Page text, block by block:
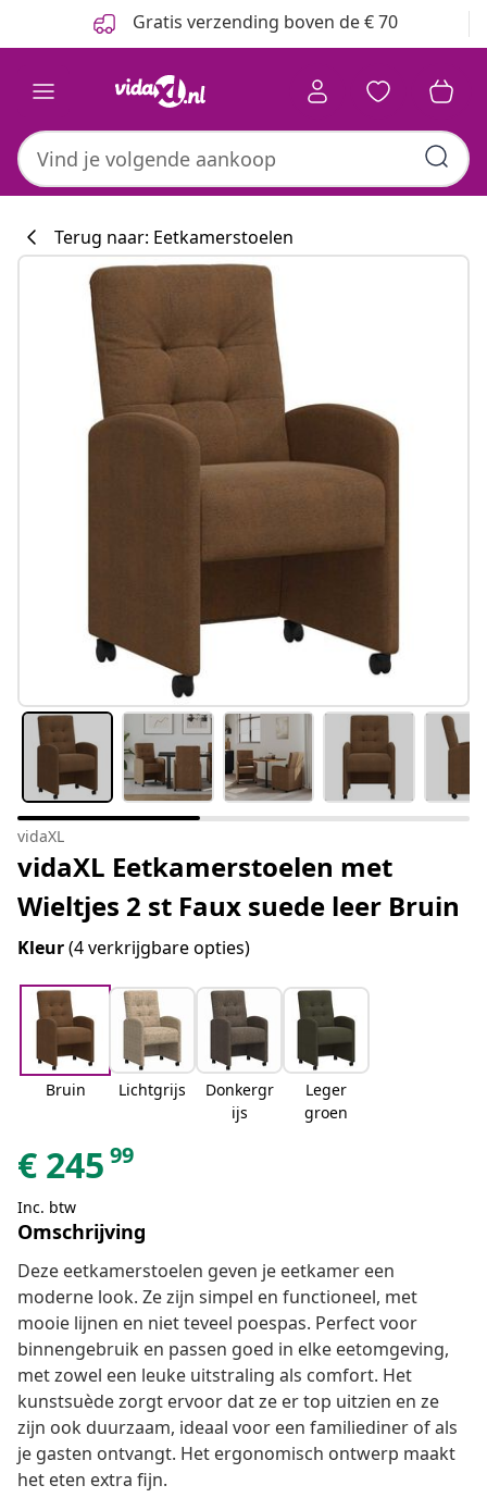
Gratis verzending boven de € 70
Terug naar: Eetkamerstoelen
vidaXL
vidaXL Eetkamerstoelen met
Wieltjes 2 st Faux suede leer Bruin
Kleur(4 verkrijgbare opties)
Bruin Lichtgrijs
Donkergr
ijs
Leger
groen
€ 245 99
Inc. btw
Omschrijving
Deze eetkamerstoelen geven je eetkamer een
moderne look. Ze zijn simpel en functioneel, met
mooie lijnen en niet teveel poespas. Perfect voor
binnengebruik en passen goed in elke eetomgeving,
met zowel een leuke uitstraling als comfort. Het
kunstsuède zorgt ervoor dat ze er top uitzien en ze
zijn ook duurzaam, ideaal voor een familiediner of als
je gasten ontvangt. Het ergonomisch ontwerp maakt
het eten extra fijn.